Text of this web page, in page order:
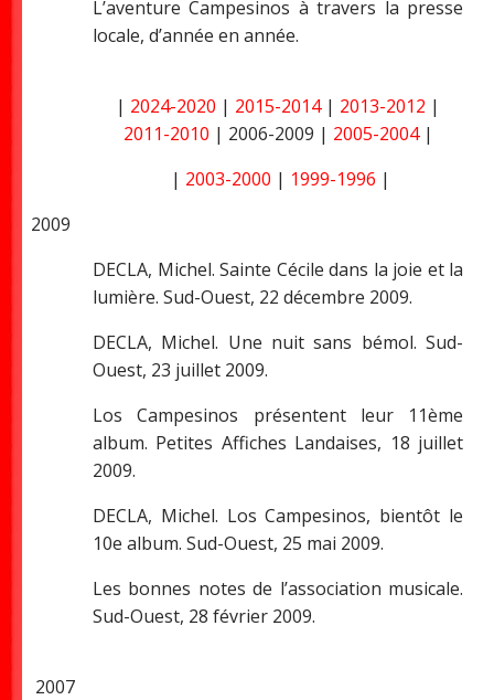
L’aventure Campesinos à travers la presse
locale, d’année en année.
| 2024-2020 | 2015-2014| 2013-2012 |
2011-2010 | 2006-2009 | 2005-2004|
| 2003-2000 | 1999-1996 |
2009
DECLA, Michel. Sainte Cécile dans la joie et la
lumière. Sud-Ouest, 22 décembre 2009.
DECLA, Michel. Une nuit sans bémol. Sud-
Ouest, 23 juillet 2009.
Los Campesinos présentent leur 11ème
album. Petites Affiches Landaises, 18 juillet
2009.
DECLA, Michel. Los Campesinos, bientôt le
10e album. Sud-Ouest, 25 mai 2009.
Les bonnes notes de l’association musicale.
Sud-Ouest, 28 février 2009.
2007